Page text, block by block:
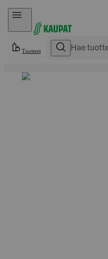
Hyppää sisältöön
Tuotteet